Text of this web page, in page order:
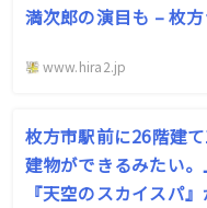
満次郎の演目も – 枚
www.hira2.jp
枚方市駅前に26階建
建物ができるみたい
『天空のスカイスパ